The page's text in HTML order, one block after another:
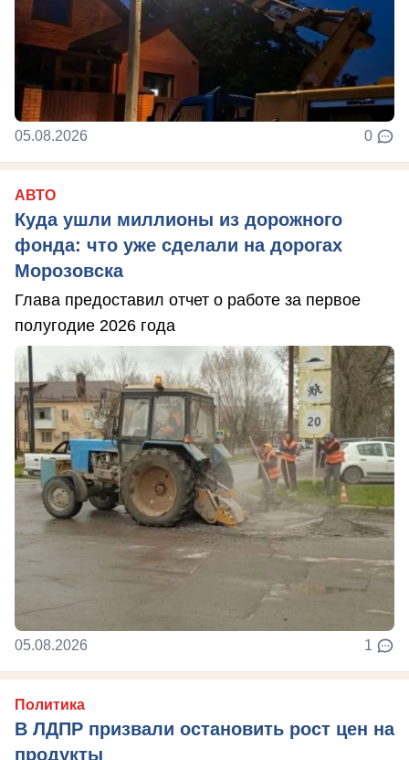
05.08.2026 0
АВТО
Куда ушли миллионы из дорожного
фонда: что уже сделали на дорогах
Морозовска
Глава предоставил отчет о работе за первое
полугодие 2026 года
05.08.2026 1
Политика
В ЛДПР призвали остановить рост цен на
продукты